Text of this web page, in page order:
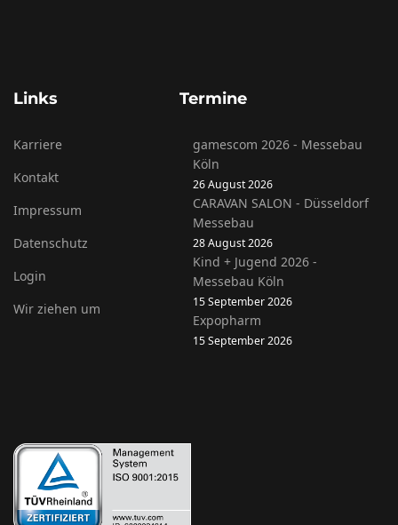
Links
Karriere
Kontakt
Impressum
Datenschutz
Login
Wir ziehen um
Termine
gamescom 2026 - Messebau
Köln
26 August 2026
CARAVAN SALON - Düsseldorf
Messebau
28 August 2026
Kind + Jugend 2026 -
Messebau Köln
15 September 2026
Expopharm
15 September 2026